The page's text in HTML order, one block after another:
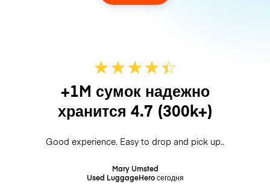
★★★★☆
★
+1M сумок надежно
хранится 4.7 (300k+)
Good experience. Easy to drop and pick up..
Mary Umsted
Used LuggageHeroсегодня